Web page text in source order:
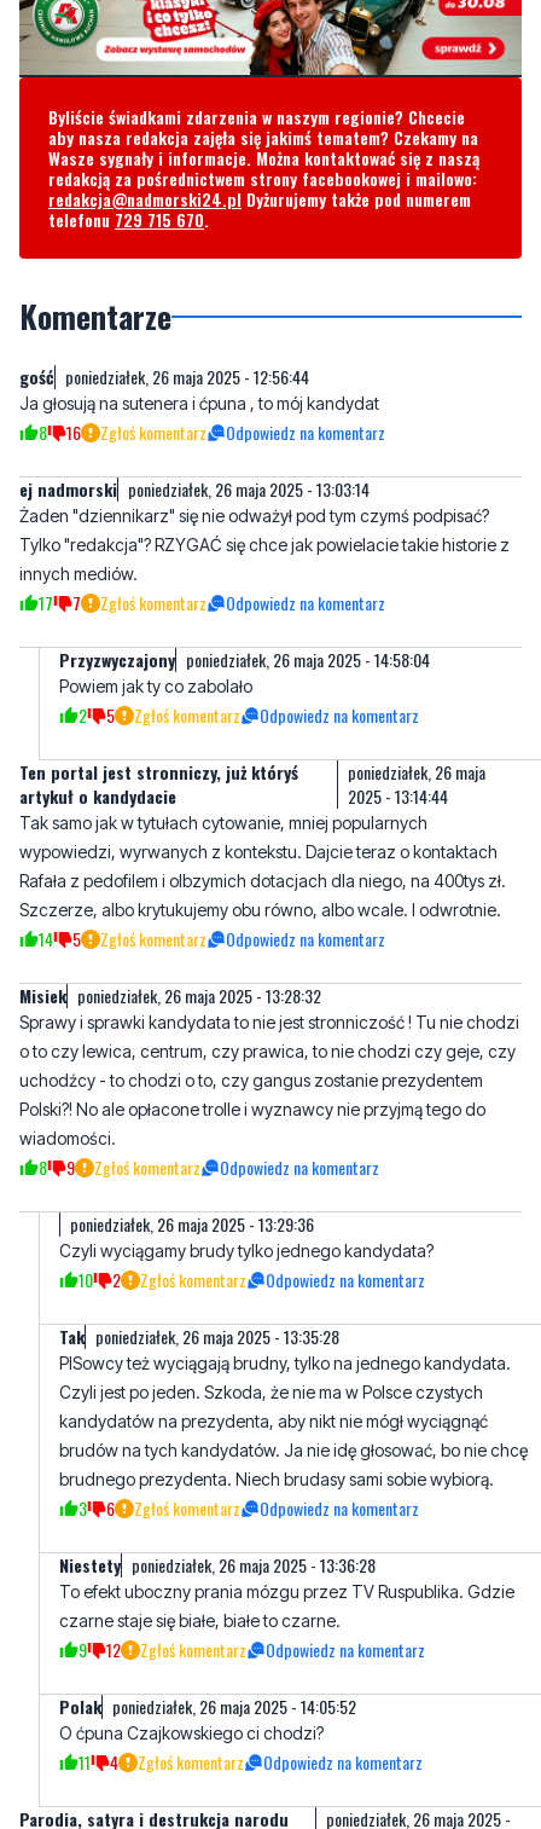
Byliście świadkami zdarzenia w naszym regionie? Chcecie
aby nasza redakcja zajęła się jakimś tematem? Czekamy na
Wasze sygnały i informacje. Można kontaktować się z naszą
redakcja@nadmorski24.plDyżurujemy także pod numerem
telefonu729 715 670.
Komentarze
Ja głosują na sutenera i ćpuna , to mój kandydat
ej nadmorski poniedziałek, 26 maja 2025 - 13:03:14
Żaden "dziennikarz" się nie odważył pod tym czymś podpisać?
innych mediów.
17 7 Zgłoś komentarz Odpowiedz na komentarz
Przyzwyczajony
Powiem jak ty co zabolało
Ten portal jest stronniczy, już któryś
artykuł o kandydacie
2025 - 13:14:44
wypowiedzi, wyrwanych z kontekstu. Dajcie teraz o kontaktach
Rafała z pedofilem i olbzymich dotacjach dla niego, na 400tys zł.
Szczerze, albo krytukujemy obu równo, albo wcale. I odwrotnie.
14 5 Zgłoś komentarz Odpowiedz na komentarz
Misiek poniedziałek, 26 maja 2025 - 13:28:32
Sprawy i sprawki kandydata to nie jest stronniczość ! Tu nie chodzi
uchodźcy - to chodzi o to, czy gangus zostanie prezydentem
Polski?! No ale opłacone trolle i wyznawcy nie przyjmą tego do
wiadomości.
8 9 Zgłoś komentarz Odpowiedz na komentarz
poniedziałek, 26 maja 2025 - 13:29:36
Czyli wyciągamy brudy tylko jednego kandydata?
Tak poniedziałek, 26 maja 2025 - 13:35:28
PISowcy też wyciągają brudny, tylko na jednego kandydata.
kandydatów na prezydenta, aby nikt nie mógł wyciągnąć
brudów na tych kandydatów. Ja nie idę głosować, bo nie chcę
brudnego prezydenta. Niech brudasy sami sobie wybiorą.
3 6 Zgłoś komentarz Odpowiedz na komentarz
Niestety poniedziałek, 26 maja 2025 - 13:36:28
To efekt uboczny prania mózgu przez TV Ruspublika. Gdzie
9 12 Zgłoś komentarz Odpowiedz na komentarz
Polak poniedziałek, 26 maja 2025 - 14:05:52
O ćpuna Czajkowskiego ci chodzi?
Parodia, satyra i destrukcja narodu
ogłupiałego.
13:30:23
Nawrockiego ze studiów historycznych na Uniwersytecie